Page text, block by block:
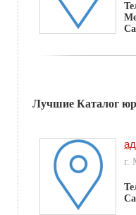
Лучшие Каталог
г.